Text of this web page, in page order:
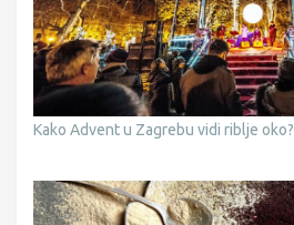
Kako Advent u Zagrebu vidi riblje oko?